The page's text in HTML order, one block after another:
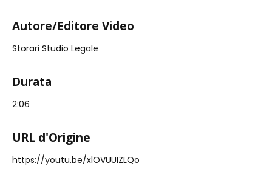
Autore/Editore Video
Storari Studio Legale
Durata
2:06
URL d'Origine
https://youtu.be/xlOVUUIZLQo